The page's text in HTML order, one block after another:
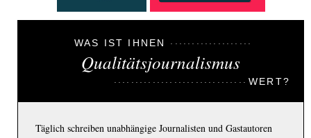
WAS IST IHNEN
Qualitätsjournalismus
WERT?
Täglich schreiben unabhängige Journalisten und Gastautoren